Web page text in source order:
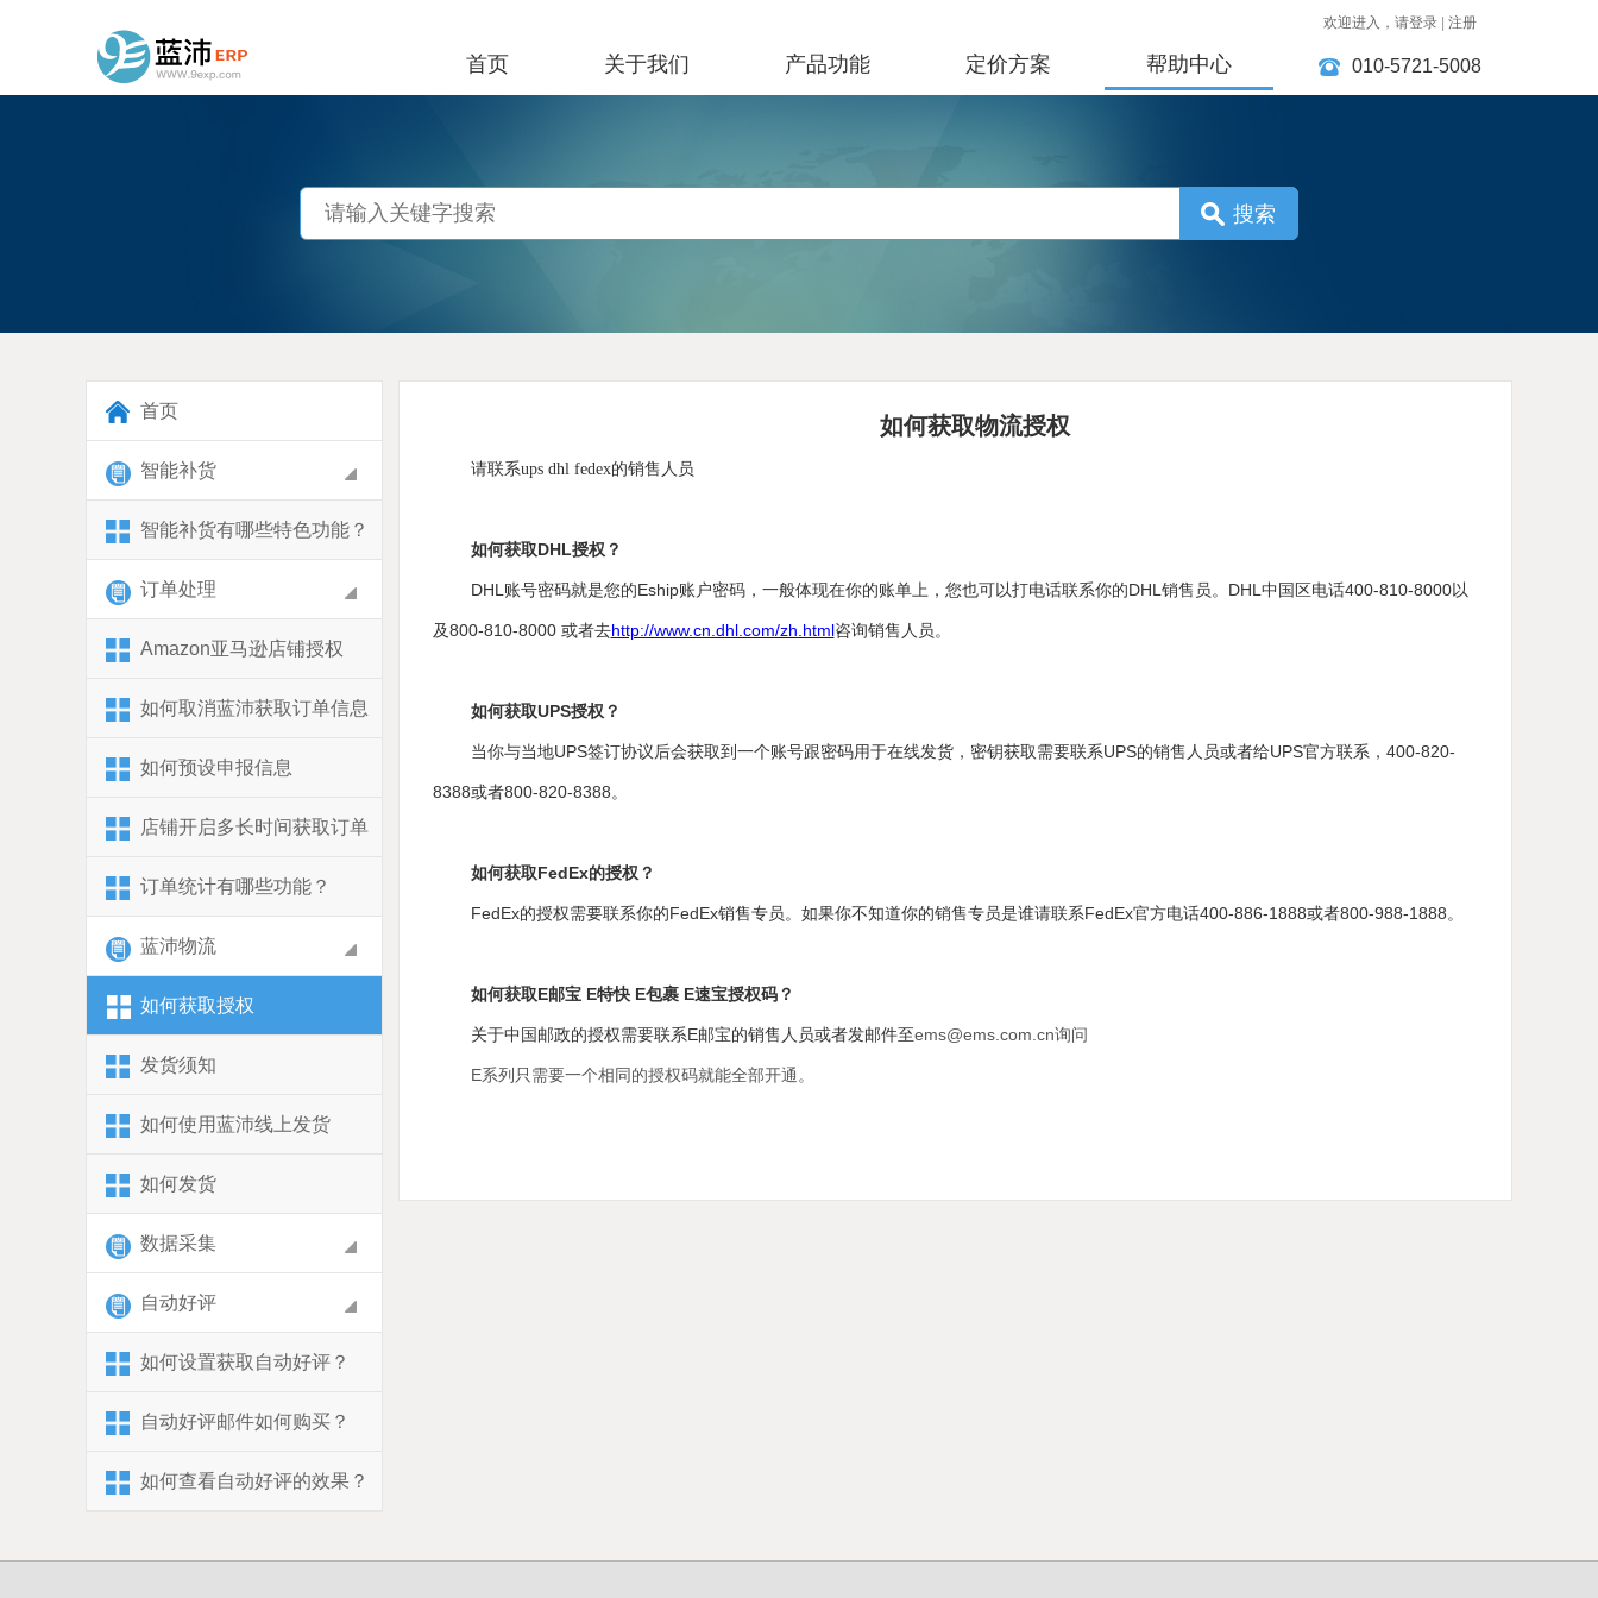
首页 关于我们 产品功能 定价方案 帮助中心 010-5721-5008
欢迎进入，请登录 注册
搜索
首页
智能补货
智能补货有哪些特色功能？
订单处理
Amazon亚马逊店铺授权
​如何取消蓝沛获取订单信息
如何预设申报信息
店铺开启多长时间获取订单
订单统计有哪些功能？
蓝沛物流
如何获取授权
发货须知
如何使用蓝沛线上发货
如何发货
数据采集
自动好评
如何设置获取自动好评？
自动好评邮件如何购买？
如何查看自动好评的效果？
如何获取物流授权
请联系ups dhl fedex的销售人员
如何获取DHL授权？
DHL账号密码就是您的Eship账户密码，一般体现在你的账单上，您也可以打电话联系你的DHL销售员。DHL中国区电话400-810-8000以
及800-810-8000 或者去http://www.cn.dhl.com/zh.html咨询销售人员。
如何获取UPS授权？
当你与当地UPS签订协议后会获取到一个账号跟密码用于在线发货，密钥获取需要联系UPS的销售人员或者给UPS官方联系， 400-820-
8388或者800-820-8388。
如何获取FedEx的授权？
FedEx的授权需要联系你的FedEx销售专员。如果你不知道你的销售专员是谁请联系FedEx官方电话400-886-1888或者800-988-1888。
如何获取E邮宝 E特快 E包裹 E速宝授权码？
关于中国邮政的授权需要联系E邮宝的销售人员或者发邮件至ems@ems.com.cn询问
E系列只需要一个相同的授权码就能全部开通。